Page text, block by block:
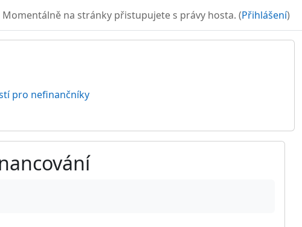
Momentálně na stránky přistupujete s právy hosta. (Přihlášení)
pro nefinančníky